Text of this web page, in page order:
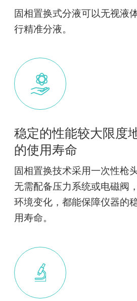
固相置换式分液可以无视液
行精准分液。
稳定的性能较大限度
的使用寿命
固相置换技术采用一次性枪
无需配备压力系统或电磁阀
环境变化，都能保障仪器的
用寿命。